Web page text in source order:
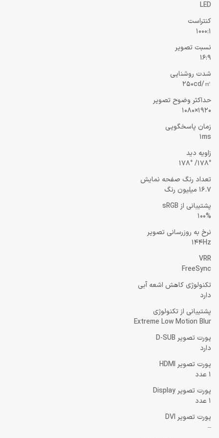
LED
کنتراست
1000:1
نسبت تصویر
16:9
شدت روشنایی
250cd/㎡
حداکثر وضوح تصویر
1920×1080
زمان پاسخگویی
1ms
زاویه دید
178°/ 178°
تعداد رنگ صفحه نمایش
16.7 میلیون رنگ
پشتیبانی از sRGB
100%
نرخ به روزرسانی تصویر
144Hz
VRR
FreeSync
تکنولوژی کاهش اشعه آبی
دارد
پشتیبانی از تکنولوژی
Extreme Low Motion Blur
پورت تصویر D-SUB
دارد
پورت تصویر HDMI
1 عدد
پورت تصویر Display
1 عدد
پورت تصویر DVI
–